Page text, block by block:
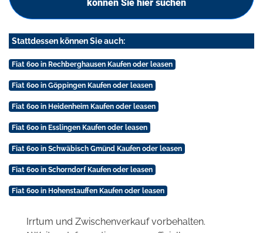
können Sie hier suchen
Stattdessen können Sie auch:
Fiat 600 in Rechberghausen Kaufen oder leasen
Fiat 600 in Göppingen Kaufen oder leasen
Fiat 600 in Heidenheim Kaufen oder leasen
Fiat 600 in Esslingen Kaufen oder leasen
Fiat 600 in Schwäbisch Gmünd Kaufen oder leasen
Fiat 600 in Schorndorf Kaufen oder leasen
Fiat 600 in Hohenstauffen Kaufen oder leasen
Irrtum und Zwischenverkauf vorbehalten.